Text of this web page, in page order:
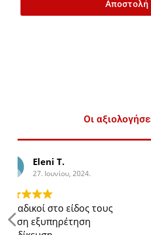
Αποστολή
Οι
27. Ιουνίου, 2024.
Ότι ανταλλακτικό
θα το βρω σε καλή τιμή